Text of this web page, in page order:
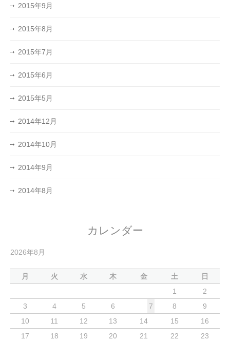
2015年9月
2015年8月
2015年7月
2015年6月
2015年5月
2014年12月
2014年10月
2014年9月
2014年8月
カレンダー
2026年8月
月 火 水 木 金 土 日
1
2
3
4 5 6 7 8
9
10
11 12 13 14 15
16
17
18 19 20 21 22
23